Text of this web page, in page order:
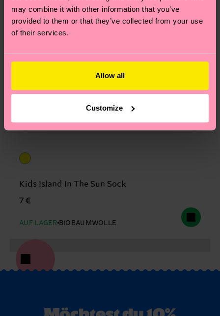
may combine it with other information that you’ve
provided to them or that they’ve collected from your use
of their services.
Allow all
Customize
Kids Island In The Sun Sock
7 €
AUF LAGER BIOBAUMWOLLE